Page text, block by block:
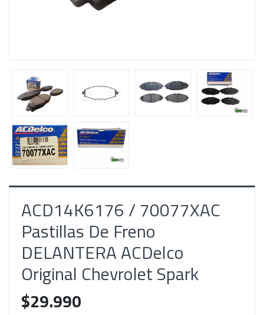
ACD14K6176 / 70077XAC
Pastillas De Freno
DELANTERA ACDelco
Original Chevrolet Spark
$29.990